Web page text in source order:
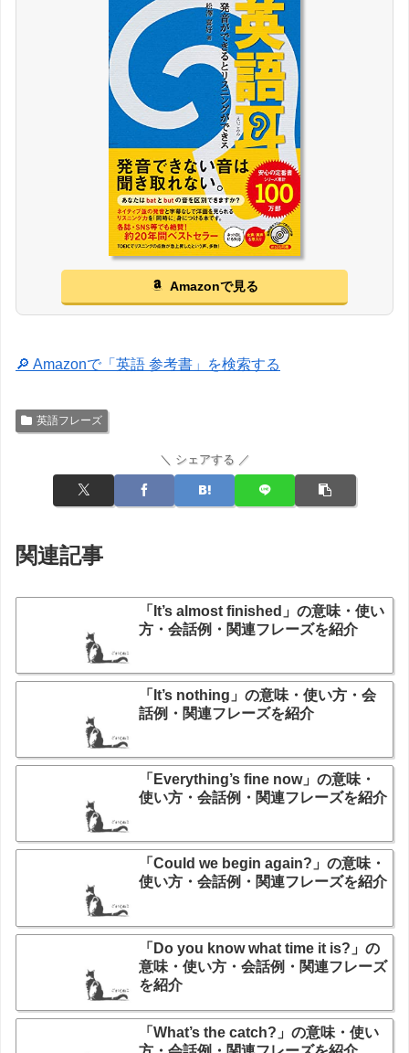
Amazonで見る
🔎 Amazonで「英語 参考書」を検索する
英語フレーズ
＼ シェアする ／
関連記事
「It’s almost finished」の意味・使い
方・会話例・関連フレーズを紹介
「It’s nothing」の意味・使い方・会
話例・関連フレーズを紹介
「Everything’s fine now」の意味・
使い方・会話例・関連フレーズを紹介
「Could we begin again?」の意味・
使い方・会話例・関連フレーズを紹介
「Do you know what time it is?」の
意味・使い方・会話例・関連フレーズ
を紹介
「What’s the catch?」の意味・使い